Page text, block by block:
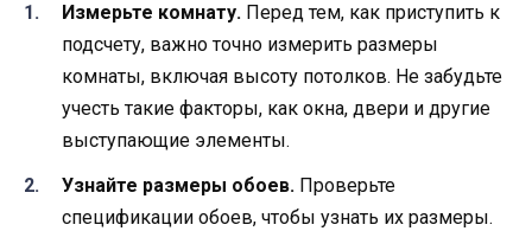
Измерьте комнату. Перед тем, как приступить к
подсчету, важно точно измерить размеры
комнаты, включая высоту потолков. Не забудьте
учесть такие факторы, как окна, двери и другие
выступающие элементы.
Узнайте размеры обоев. Проверьте
спецификации обоев, чтобы узнать их размеры.